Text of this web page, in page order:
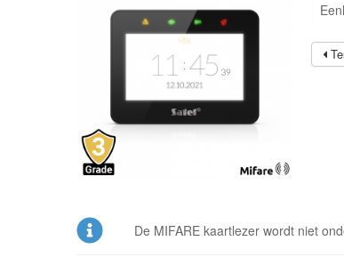
De MIFARE kaartlezer wordt niet